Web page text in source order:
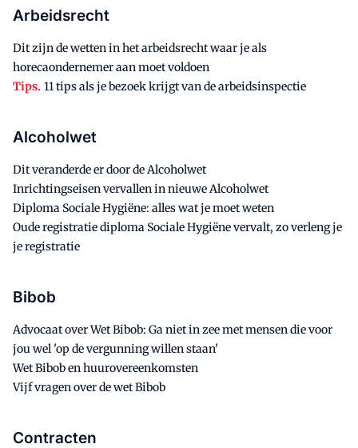
Arbeidsrecht
Dit zijn de wetten in het arbeidsrecht waar je als
horecaondernemer aan moet voldoen
Tips. 11 tips als je bezoek krijgt van de arbeidsinspectie
Alcoholwet
Dit veranderde er door de Alcoholwet
Inrichtingseisen vervallen in nieuwe Alcoholwet
Diploma Sociale Hygiëne: alles wat je moet weten
Oude registratie diploma Sociale Hygiëne vervalt, zo verleng je
je registratie
Bibob
Advocaat over Wet Bibob: Ga niet in zee met mensen die voor
jou wel 'op de vergunning willen staan'
Wet Bibob en huurovereenkomsten
Vijf vragen over de wet Bibob
Contracten